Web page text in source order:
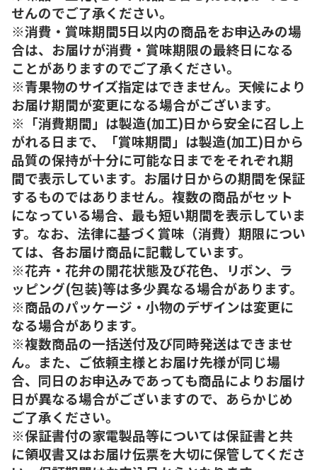
せんのでご了承ください。
※消費・賞味期間5日以内の商品をお申込みの場
合は、お届けが消費・賞味期限の最終日になる
ことがありますのでご了承ください。
※青果物のサイズ指定はできません。天候により
お届け期間が変更になる場合がございます。
※「消費期間」は製造(加工)日から安全に召し上
がれる日まで、「賞味期間」は製造(加工)日から
品質の保持が十分に可能な日までをそれぞれ期
間で表示しています。お届け日からの期間を保証
するものではありません。複数の商品がセット
になっている場合、最も短い期間を表示していま
す。なお、法律に基づく賞味（消費）期限につい
ては、各お届け商品に記載しています。
※花卉・花弁の開花状態及び花色、リボン、ラ
ッピング(包装)等は多少異なる場合があります。
※商品のパッケージ・小物のデザインは変更に
なる場合があります。
※複数商品の一括送付及び同時発送はできませ
ん。また、ご依頼主様とお届け先様が同じ場
合、同日のお申込みであっても商品によりお届け
日が異なる場合がございますので、あらかじめ
ご了承ください。
※保証書付の家電製品等については保証書と共
に領収書又はお届け伝票を大切に保管してくださ